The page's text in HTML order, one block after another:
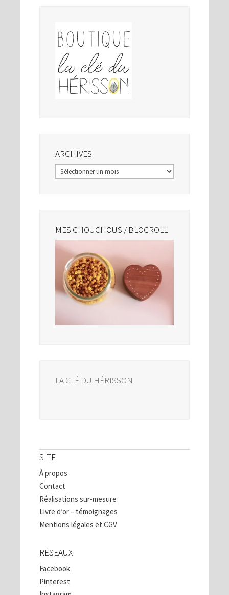
ARCHIVES
Archives
MES CHOUCHOUS / BLOGROLL
LA CLÉ DU HÉRISSON
SITE
À propos
Contact
Réalisations sur-mesure
Livre d’or – témoignages
Mentions légales et CGV
RÉSEAUX
Facebook
Pinterest